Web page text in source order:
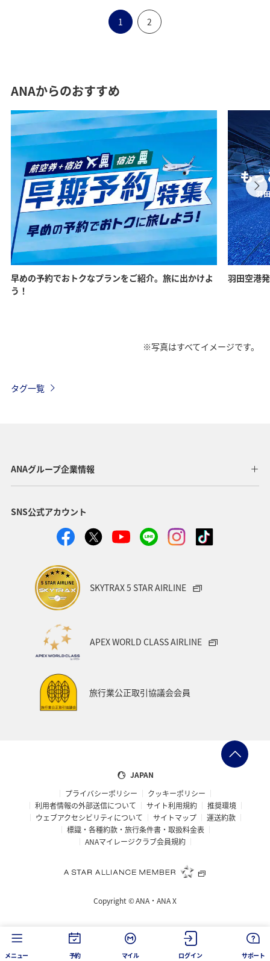
1 2
ANAからのおすすめ
早めの予約でおトクなプランをご紹介。旅に出かけよ
う！
羽田空港
※写真はすべてイメージです。
タグ一覧
ANAグループ企業情報
SNS公式アカウント
SKYTRAX 5 STAR AIRLINE
APEX WORLD CLASS AIRLINE
旅行業公正取引協議会会員
JAPAN
プライバシーポリシー
クッキーポリシー
利用者情報の外部送信について
サイト利用規約
推奨環境
ウェブアクセシビリティについて
サイトマップ
運送約款
標識・各種約款・旅行条件書・取扱料金表
ANAマイレージクラブ会員規約
Copyright ©ANA・ANA X
メニュー 予約 マイル ログイン サポート